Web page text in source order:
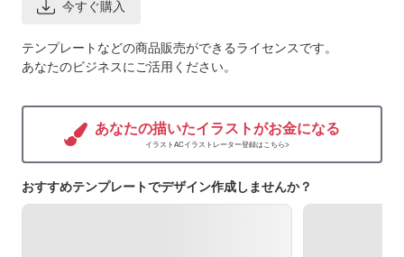
今すぐ購入
テンプレートなどの商品販売ができるライセンスです。
あなたのビジネスにご活用ください。
あなたの描いたイラストがお金になる
イラストACイラストレーター登録はこちら>
おすすめテンプレートでデザイン作成しませんか？